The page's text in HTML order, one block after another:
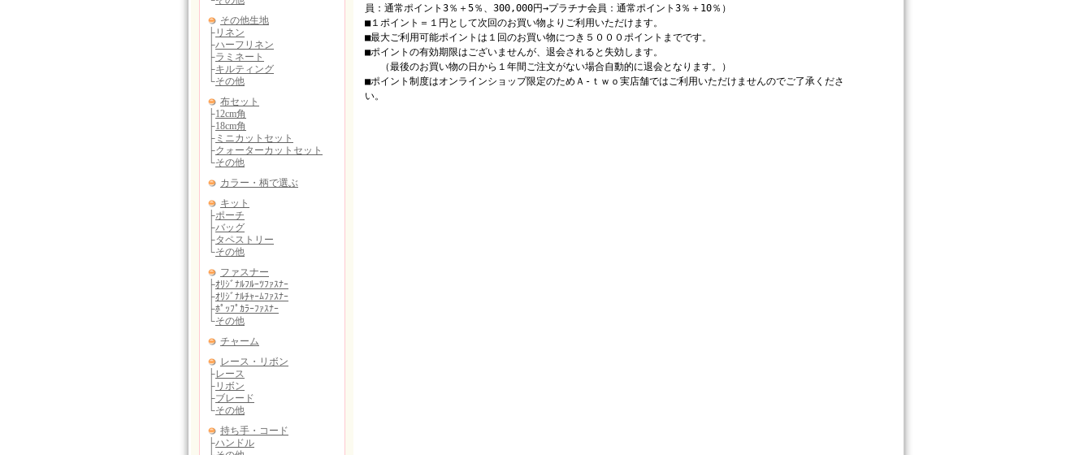
員：通常ポイント3％＋5％、300,000円→プラチナ会員：通常ポイント3％＋10％）
■１ポイント＝１円として次回のお買い物よりご利用いただけます。
■最大ご利用可能ポイントは１回のお買い物につき５０００ポイントまでです。
■ポイントの有効期限はございませんが、退会されると失効します。
（最後のお買い物の日から１年間ご注文がない場合自動的に退会となります。）
■ポイント制度はオンラインショップ限定のためＡ-ｔｗｏ実店舗ではご利用いただけませんのでご了承くださ
い。